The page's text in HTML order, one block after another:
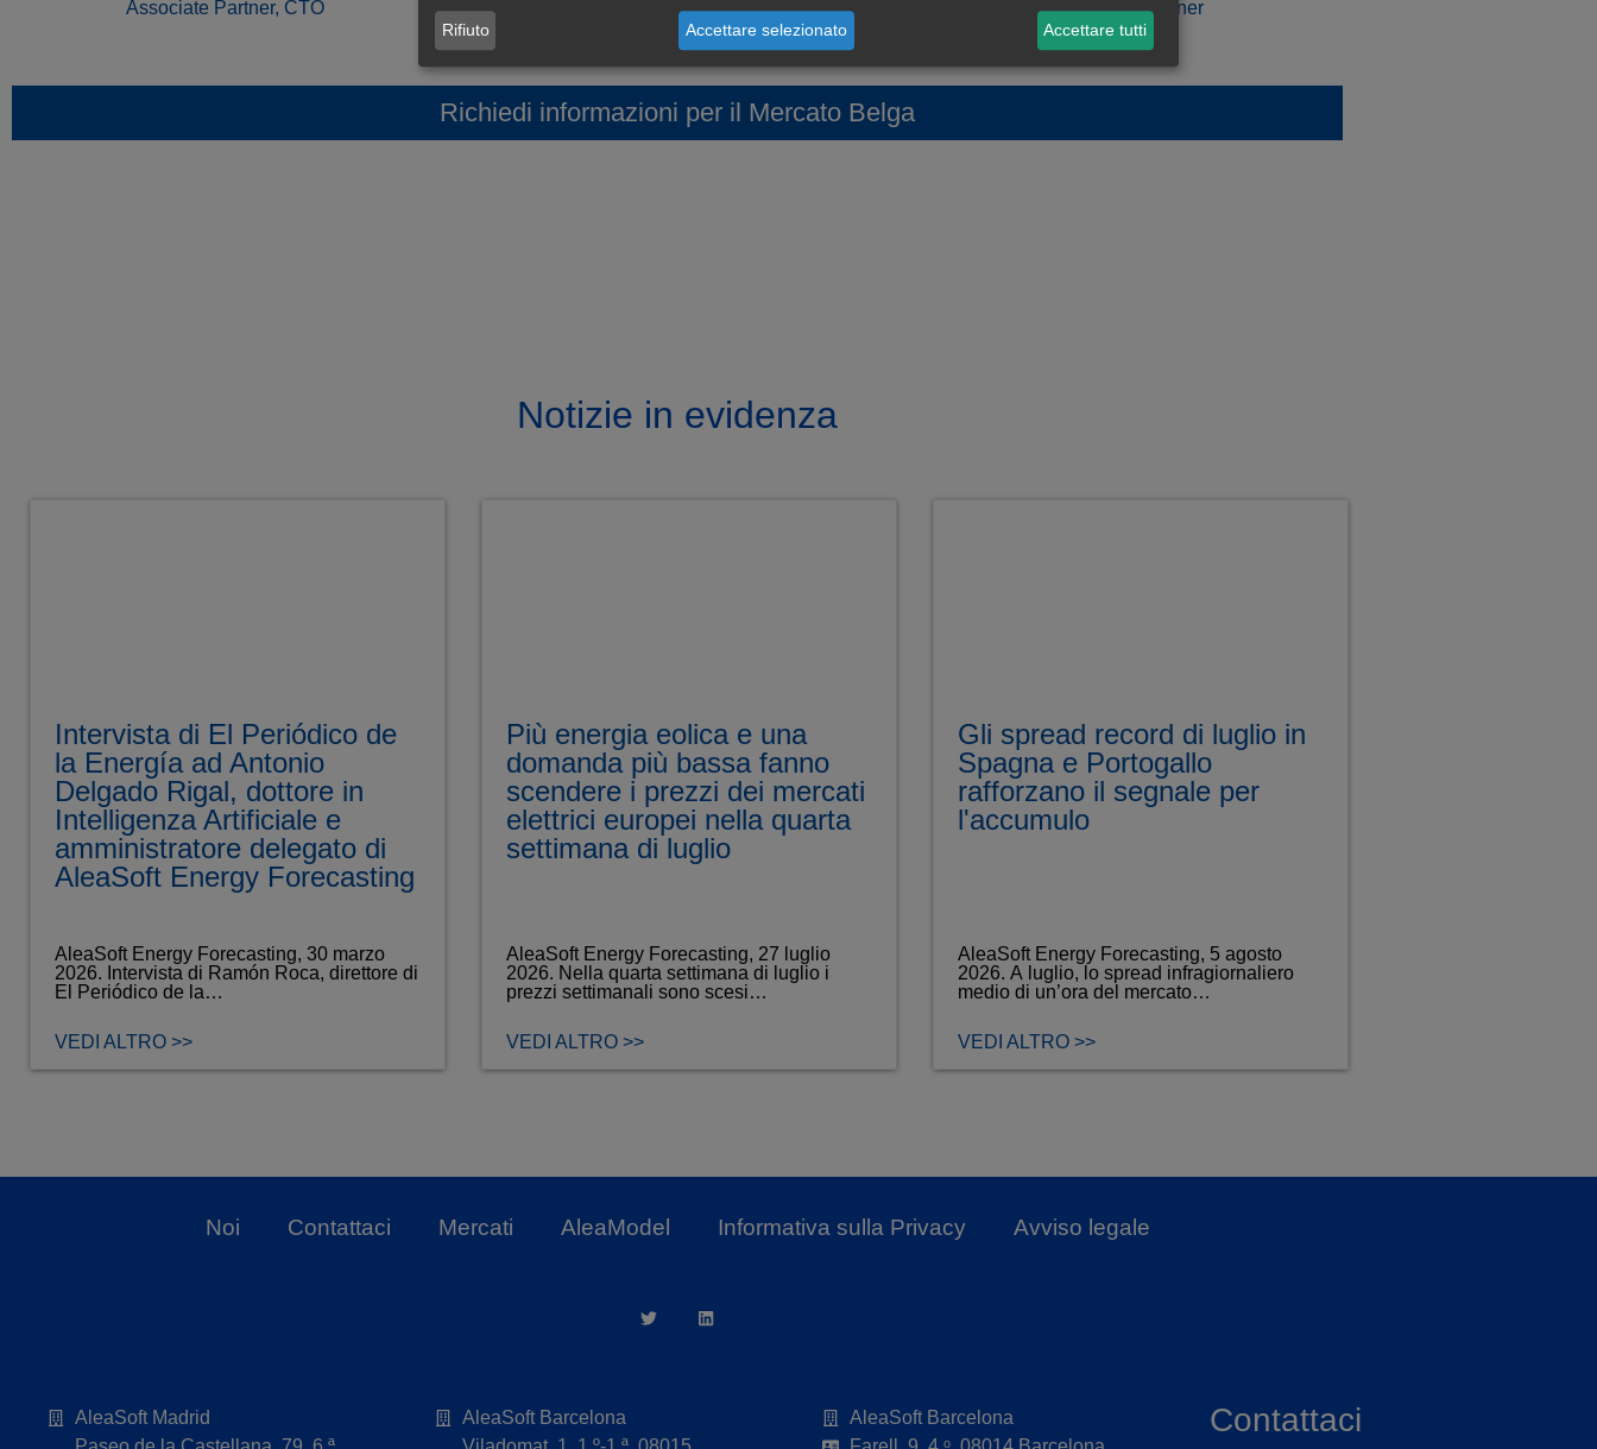
Associate Partner, CTO Associate Partner Associate Partner
Richiedi informazioni per il Mercato Belga
Notizie in evidenza
Intervista di El Periódico de
la Energía ad Antonio
Delgado Rigal, dottore in
Intelligenza Artificiale e
amministratore delegato di
AleaSoft Energy Forecasting
AleaSoft Energy Forecasting, 30 marzo
2026. Intervista di Ramón Roca, direttore di
El Periódico de la…
VEDI ALTRO >>
Più energia eolica e una
domanda più bassa fanno
scendere i prezzi dei mercati
elettrici europei nella quarta
settimana di luglio
AleaSoft Energy Forecasting, 27 luglio
2026. Nella quarta settimana di luglio i
prezzi settimanali sono scesi…
VEDI ALTRO >>
Gli spread record di luglio in
Spagna e Portogallo
rafforzano il segnale per
l'accumulo
AleaSoft Energy Forecasting, 5 agosto
2026. A luglio, lo spread infragiornaliero
medio di un’ora del mercato…
VEDI ALTRO >>
Noi Contattaci Mercati AleaModel Informativa sulla Privacy Avviso legale
AleaSoft Madrid
AleaSoft Barcelona
AleaSoft Barcelona
Contattaci
Rifiuto Accettare selezionato Accettare tutti